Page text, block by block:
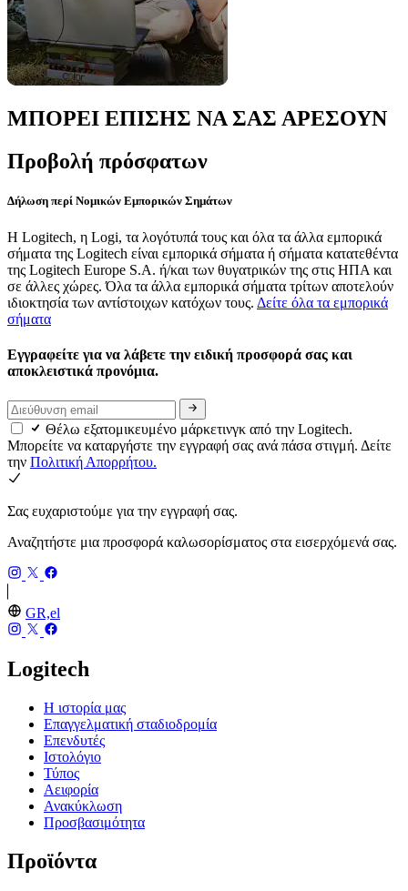
ΜΠΟΡΕΙ ΕΠΙΣΗΣ ΝΑ ΣΑΣ ΑΡΕΣΟΥΝ
Προβολή πρόσφατων
Δήλωση περί Νομικών Εμπορικών Σημάτων
Η Logitech, η Logi, τα λογότυπά τους και όλα τα άλλα εμπορικά
σήματα της Logitech είναι εμπορικά σήματα ή σήματα κατατεθέντα
της Logitech Europe S.A. ή/και των θυγατρικών της στις ΗΠΑ και
σε άλλες χώρες. Όλα τα άλλα εμπορικά σήματα τρίτων αποτελούν
ιδιοκτησία των αντίστοιχων κατόχων τους. Δείτε όλα τα εμπορικά
σήματα
Εγγραφείτε για να λάβετε την ειδική προσφορά σας και
αποκλειστικά προνόμια.
Θέλω εξατομικευμένο μάρκετινγκ από την Logitech.
Μπορείτε να καταργήστε την εγγραφή σας ανά πάσα στιγμή. Δείτε
την Πολιτική Απορρήτου.
Σας ευχαριστούμε για την εγγραφή σας.
Αναζητήστε μια προσφορά καλωσορίσματος στα εισερχόμενά σας.
GR,el
Logitech
Η ιστορία μας
Επαγγελματική σταδιοδρομία
Επενδυτές
Ιστολόγιο
Τύπος
Αειφορία
Ανακύκλωση
Προσβασιμότητα
Προϊόντα